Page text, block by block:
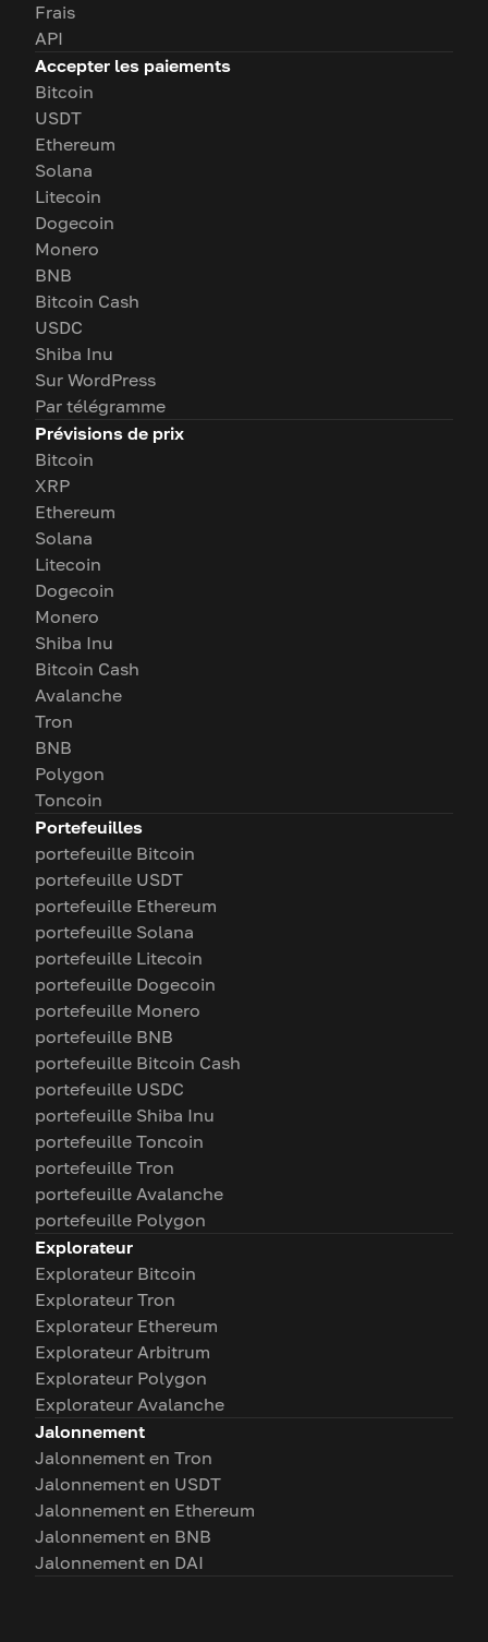
Frais
API
Accepter les paiements
Bitcoin
USDT
Ethereum
Solana
Litecoin
Dogecoin
Monero
BNB
Bitcoin Cash
USDC
Shiba Inu
Sur WordPress
Par télégramme
Prévisions de prix
Bitcoin
XRP
Ethereum
Solana
Litecoin
Dogecoin
Monero
Shiba Inu
Bitcoin Cash
Avalanche
Tron
BNB
Polygon
Toncoin
Portefeuilles
portefeuille Bitcoin
portefeuille USDT
portefeuille Ethereum
portefeuille Solana
portefeuille Litecoin
portefeuille Dogecoin
portefeuille Monero
portefeuille BNB
portefeuille Bitcoin Cash
portefeuille USDC
portefeuille Shiba Inu
portefeuille Toncoin
portefeuille Tron
portefeuille Avalanche
portefeuille Polygon
Explorateur
Explorateur Bitcoin
Explorateur Tron
Explorateur Ethereum
Explorateur Arbitrum
Explorateur Polygon
Explorateur Avalanche
Jalonnement
Jalonnement en Tron
Jalonnement en USDT
Jalonnement en Ethereum
Jalonnement en BNB
Jalonnement en DAI